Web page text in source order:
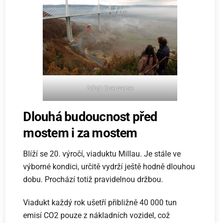
Zdroj: Openverse
Dlouhá budoucnost před
mostem i za mostem
Blíží se 20. výročí, viaduktu Millau. Je stále ve
výborné kondici, určitě vydrží ještě hodně dlouhou
dobu. Prochází totiž pravidelnou držbou.
Viadukt každý rok ušetří přibližně 40 000 tun
emisí CO2 pouze z nákladních vozidel, což